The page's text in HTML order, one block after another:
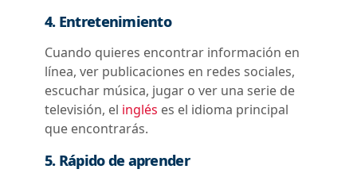
4. Entretenimiento
Cuando quieres encontrar información en
línea, ver publicaciones en redes sociales,
escuchar música, jugar o ver una serie de
televisión, el inglés es el idioma principal
que encontrarás.
5. Rápido de aprender